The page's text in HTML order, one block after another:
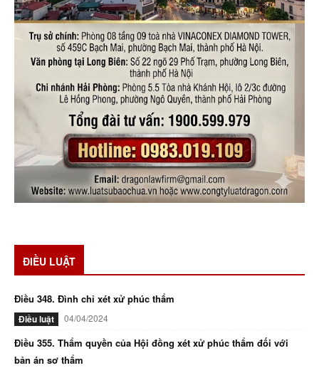
ĐIỀU LUẬT
Điều 348. Đình chỉ xét xử phúc thẩm
Điều luật 04/04/2024
Điều 355. Thẩm quyền của Hội đồng xét xử phúc thẩm đối với
bản án sơ thẩm